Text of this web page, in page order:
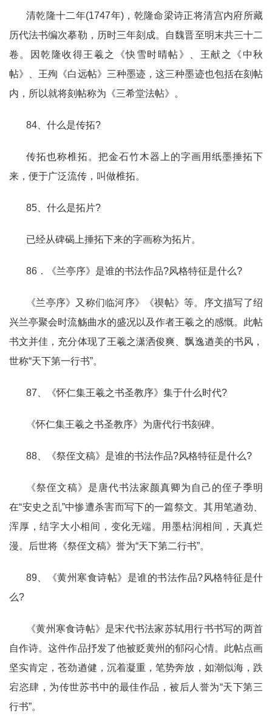
清乾隆十二年(1747年)，乾隆命梁诗正将清宫内府所藏
历代法书编次摹勒，历时三年刻成。自魏晋至明末共三十二
卷。因乾隆收得王羲之《快雪时晴帖》、王献之《中秋
帖》、王殉《白远帖》三种墨迹，这三种墨迹也包括在刻帖
内，所以就将刻帖称为《三希堂法帖》。
84、什么是传拓?
传拓也称椎拓。把金石竹木器上的字画用纸墨捶拓下
来，便于广泛流传，叫做椎拓。
85、什么是拓片?
已经从碑碣上捶拓下来的字画称为拓片。
86．《兰亭序》是谁的书法作品?风格特征是什么?
《兰亭序》又称们临河序》《禊帖》等。序文描写了绍
兴兰亭聚会时流觞曲水的盛况以及作者王羲之的感慨。此帖
书文并佳，充分体现了王羲之潇洒俊爽、飘逸遒美的书风，
世称“天下第一行书”。
87、《怀仁集王羲之书圣教序》集于什么时代?
《怀仁集王羲之书圣教序》为唐代行书刻碑。
88、《祭侄文稿》是谁的书法作品?风格特征是什么?
《祭侄文稿》是唐代书法家颜真卿为自己的侄子季明
在“安史之乱”中惨遭杀害而写下的一篇祭文。其用笔遒劲、
浑厚，结字大小相间，变化无端。用墨枯润相间，天真烂
漫。后世将《祭侄文稿》誉为“天下第二行书”。
89、《黄州寒食诗帖》是谁的书法作品?风格特征是什
么?
《黄州寒食诗帖》是宋代书法家苏轼用行书书写的两首
自作诗。这件作品抒发了他被贬黄州的郁闷心情。此帖点画
坚实肯定，苍劲遒健，沉着凝重，笔势奔放，如潮似海，跌
宕恣肆，为传世苏书中的最佳作品，被后人誉为“天下第三
行书”。